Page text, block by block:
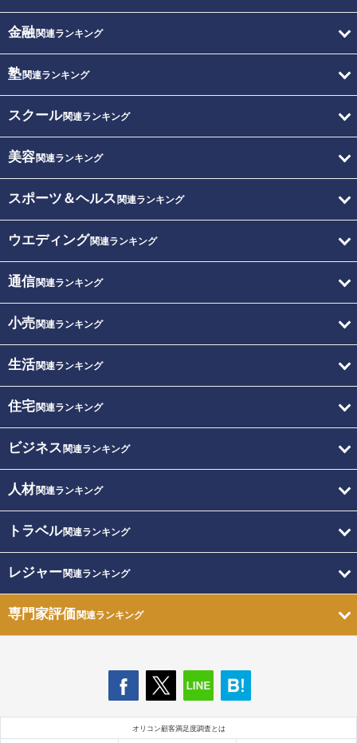
金融関連ランキング
塾関連ランキング
スクール関連ランキング
美容関連ランキング
スポーツ＆ヘルス 関連ランキング
ウエディング関連ランキング
通信関連ランキング
小売関連ランキング
生活関連ランキング
住宅関連ランキング
ビジネス 関連ランキング
人材関連ランキング
トラベル関連ランキング
レジャー関連ランキング
専門家評価関連ランキング
オリコン顧客満足度調査とは